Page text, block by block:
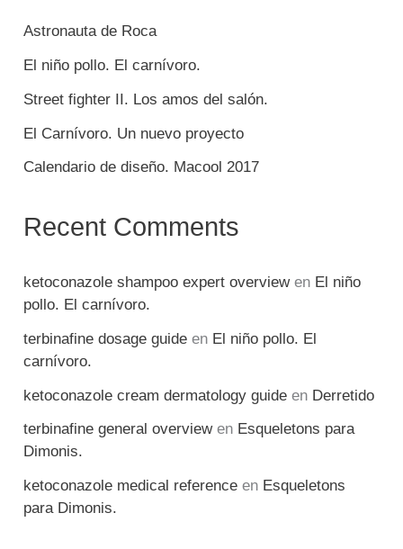
Astronauta de Roca
El niño pollo. El carnívoro.
Street fighter II. Los amos del salón.
El Carnívoro. Un nuevo proyecto
Calendario de diseño. Macool 2017
Recent Comments
ketoconazole shampoo expert overviewen El niño
pollo. El carnívoro.
terbinafine dosage guide en El niño pollo. El
carnívoro.
ketoconazole cream dermatology guide en Derretido
terbinafine general overviewen Esqueletons para
Dimonis.
ketoconazole medical reference en Esqueletons
para Dimonis.